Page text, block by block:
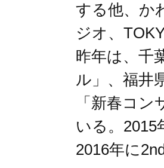
する他、か
ジオ、
昨年は、千
ル」、福井
「新春コ
いる。
2016年に